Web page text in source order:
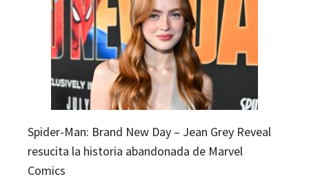
Spider-Man: Brand New Day – Jean Grey Reveal
resucita la historia abandonada de Marvel
Comics